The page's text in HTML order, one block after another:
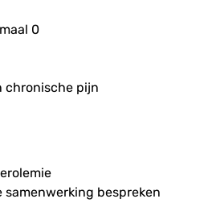
0
chronische pijn
bespreken